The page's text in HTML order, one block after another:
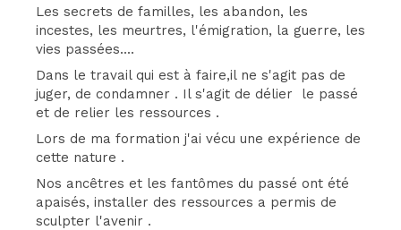
Les secrets de familles, les abandon, les
incestes, les meurtres, l'émigration, la guerre, les
vies passées....
Dans le travail qui est à faire,il ne s'agit pas de
juger, de condamner . Il s'agit de délier le passé
et de relier les ressources .
Lors de ma formation j'ai vécu une expérience de
cette nature .
Nos ancêtres et les fantômes du passé ont été
apaisés, installer des ressources a permis de
sculpter l'avenir .